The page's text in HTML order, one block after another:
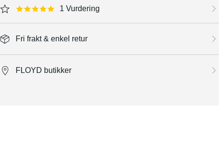
5.0 star rating 1 Vurdering
Fri frakt & enkel retur
FLOYD butikker